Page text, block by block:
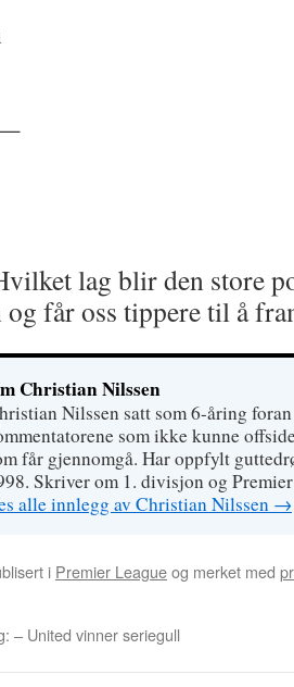
lag blir den store
og får oss tippere til å
Christian Nilssen
Nilssen satt som 6-åring
som ikke kunne
får gjennomgå. Har oppfylt
Skriver om 1. divisjon og
alle innlegg av Christian Nilssen →
i Premier Leagueog merket med
– United vinner seriegull